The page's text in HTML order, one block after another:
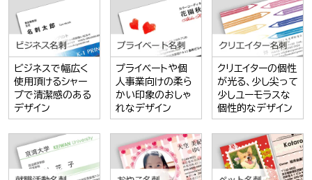
ビジネスで幅広く
使用頂けるシャー
プで清潔感のある
デザイン
プライベートや個
人事業向けの柔ら
かい印象のおしゃ
れなデザイン
クリエイターの個性
が光る、少し尖って
少しユーモラスな
個性的なデザイン